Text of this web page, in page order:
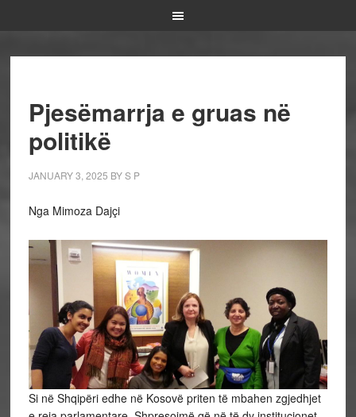
Pjesëmarrja e gruas në
politikë
JANUARY 3, 2025 BYS P
Nga Mimoza Dajçi
Si në Shqipëri edhe në Kosovë priten të mbahen zgjedhjet